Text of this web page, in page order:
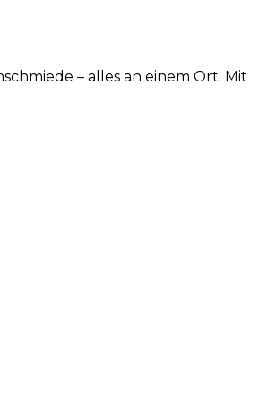
– alles an einem Ort. Mit